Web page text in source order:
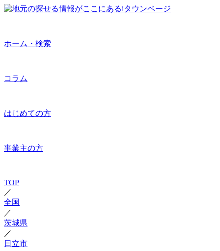
ホーム・検索
コラム
はじめての方
事業主の方
TOP
／
全国
／
茨城県
／
日立市